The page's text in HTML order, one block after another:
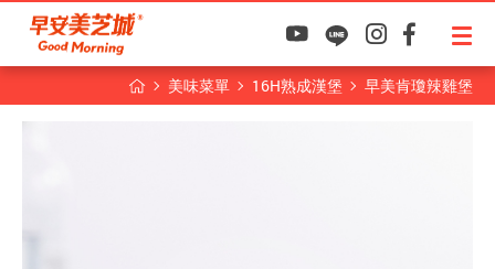
美味菜單 16H熟成漢堡 早美肯瓊辣雞堡